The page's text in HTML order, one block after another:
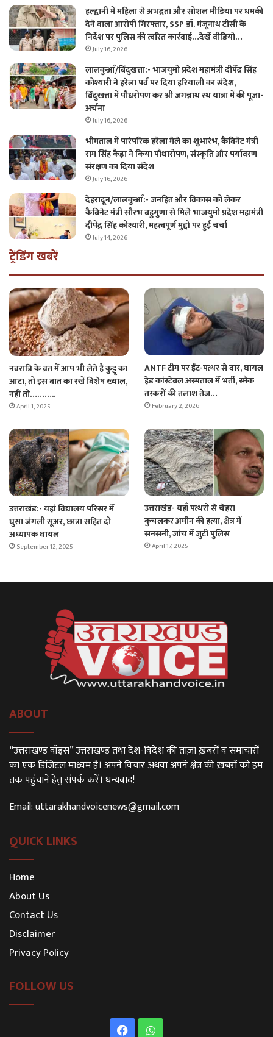
हल्द्वानी में महिला से अभद्रता और सोशल मीडिया पर धमकी
देने वाला आरोपी गिरफ्तार, SSP डॉ. मंजूनाथ टीसी के
निर्देश पर पुलिस की त्वरित कार्रवाई…देखें वीडियो…
July 16, 2026
लालकुआँ/बिंदुखत्ता:- भाजयुमो प्रदेश महामंत्री दीपेंद्र सिंह
कोश्यारी ने हरेला पर्व पर दिया हरियाली का संदेश,
बिंदुखत्ता में पौधरोपण कर श्री जगन्नाथ रथ यात्रा में की पूजा-
अर्चना
July 16, 2026
भीमताल में पारंपरिक हरेला मेले का शुभारंभ, कैबिनेट मंत्री
राम सिंह कैड़ा ने किया पौधारोपण, संस्कृति और पर्यावरण
संरक्षण का दिया संदेश
July 16, 2026
देहरादून/लालकुआँ:- जनहित और विकास को लेकर
कैबिनेट मंत्री सौरभ बहुगुणा से मिले भाजयुमो प्रदेश महामंत्री
दीपेंद्र सिंह कोश्यारी, महत्वपूर्ण मुद्दों पर हुई चर्चा
July 14, 2026
ट्रेंडिंग खबरें
नवरात्रि के व्रत में आप भी लेते हैं कुट्टू का
आटा, तो इस बात का रखें विशेष ख्याल,
नहीं तो………..
April 1, 2025
ANTF टीम पर ईंट-पत्थर से वार, घायल
हेड कांस्टेबल अस्पताल में भर्ती, स्मैक
तस्करों की तलाश तेज…
February 2, 2026
उत्तराखंड:- यहां विद्यालय परिसर में
घुसा जंगली सूअर, छात्रा सहित दो
अध्यापक घायल
September 12, 2025
उत्तराखंड- यहाँ पत्थरो से चेहरा
कुचलकर अमीन की हत्या, क्षेत्र में
सनसनी, जांच में जुटी पुलिस
April 17, 2025
ABOUT
“उत्तराखण्ड वॉइस” उत्तराखण्ड तथा देश-विदेश की ताज़ा ख़बरों व समाचारों
का एक डिजिटल माध्यम है। अपने विचार अथवा अपने क्षेत्र की ख़बरों को हम
तक पहुंचानें हेतु संपर्क करें। धन्यवाद!
Email:uttarakhandvoicenews@gmail.com
QUICK LINKS
Home
About Us
Contact Us
Disclaimer
Privacy Policy
FOLLOW US
FacebookWhatsApp